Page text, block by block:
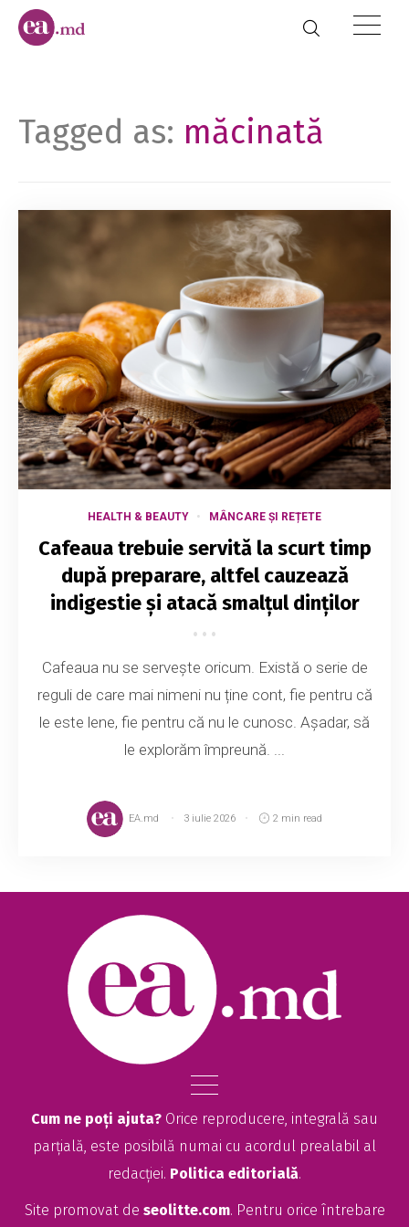
Tagged as: măcinată
HEALTH & BEAUTY MÂNCARE ȘI REȚETE
Cafeaua trebuie servită la scurt timp
după preparare, altfel cauzează
indigestie și atacă smalțul dinților
Cafeaua nu se servește oricum. Există o serie de
reguli de care mai nimeni nu ține cont, fie pentru că
le este lene, fie pentru că nu le cunosc. Așadar, să
le explorăm împreună. ...
EA.md 3 iulie 2026 2 min read
Cum ne poți ajuta? Orice reproducere, integrală sau
parțială, este posibilă numai cu acordul prealabil al
redacției. Politica editorială.
Site promovat de seolitte.com. Pentru orice întrebare